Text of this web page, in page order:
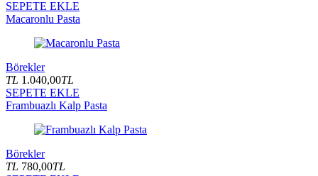
SEPETE EKLE
Macaronlu Pasta
Börekler
TL 1.040,00TL
SEPETE EKLE
Frambuazlı Kalp Pasta
Börekler
TL 780,00TL